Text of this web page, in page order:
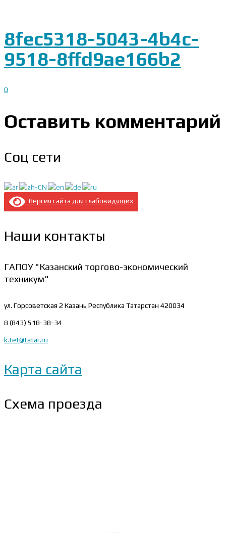
8fec5318-5043-4b4c-
9518-8ffd9ae166b2
0
Оставить комментарий
Соц сети
Версия сайта для слабовидящих
Наши контакты
ГАПОУ "Казанский торгово-экономический
техникум"
ул. Горсоветская 2 Казань Республика Татарстан 420034
8 (843) 518-38-34
k.tet@tatar.ru
Карта сайта
Схема проезда